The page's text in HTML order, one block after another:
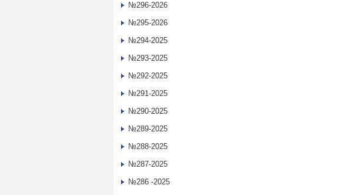
№296-2026
№295-2026
№294-2025
№293-2025
№292-2025
№291-2025
№290-2025
№289-2025
№288-2025
№287-2025
№286 -2025